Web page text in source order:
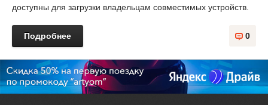
доступны для загрузки владельцам совместимых устройств.
Подробнее 0